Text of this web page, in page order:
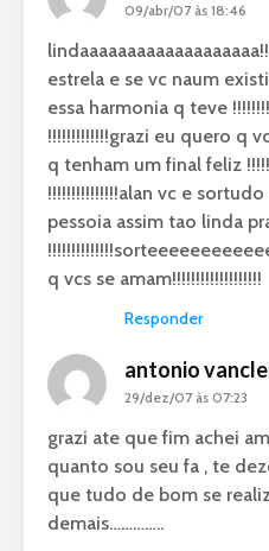
09/abr/07 às 18:46
estrela e se vc naum
essa harmonia q teve
!!!!!!!!!!!!!grazi eu quero q
q tenham um final feliz
!!!!!!!!!!!!!!!alan vc e
pessoia assim tao linda
q vcs se amam!!!!!!!!!!!!!!!!!!!
Responder
antonio
29/dez/07 às 07:23
grazi ate que fim achei
quanto sou seu fa , te
que tudo de bom se
demais…………..